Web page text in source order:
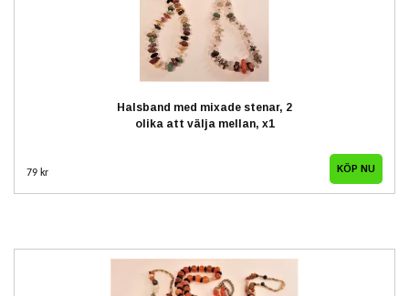
Halsband med mixade stenar, 2
olika att välja mellan, x1
79 kr KÖP NU